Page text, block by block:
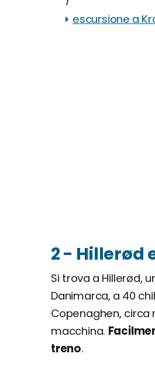
escursione a
2 - Hillerød
Si trova a Hillerød,
Danimarca, a 40
Copenaghen, circa
macchina.
treno.